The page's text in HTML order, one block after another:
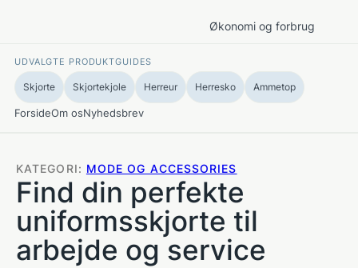
Økonomi og forbrug
UDVALGTE PRODUKTGUIDES
Skjorte Skjortekjole Herreur Herresko Ammetop
ForsideOm osNyhedsbrev
KATEGORI: MODE OG ACCESSORIES
Find din perfekte
uniformsskjorte til
arbejde og service